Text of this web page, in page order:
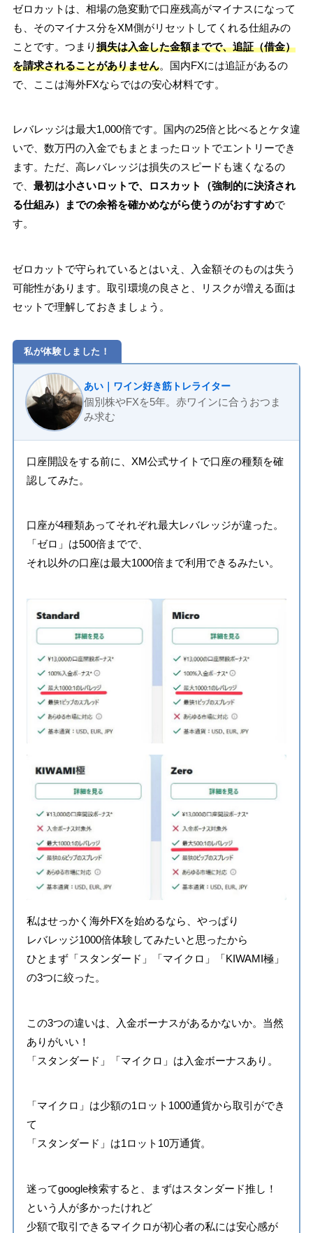
ゼロカットは、相場の急変動で口座残高がマイナスになって
も、そのマイナス分をXM側がリセットしてくれる仕組みの
ことです。つまり損失は入金した金額までで、追証（借金）
を請求されることがありません。国内FXには追証があるの
で、ここは海外FXならではの安心材料です。
レバレッジは最大1,000倍です。国内の25倍と比べるとケタ違
いで、数万円の入金でもまとまったロットでエントリーでき
ます。ただ、高レバレッジは損失のスピードも速くなるの
で、 最初は小さいロットで、ロスカット（強制的に決済され
る仕組み）までの余裕を確かめながら使うのがおすすめで
す。
ゼロカットで守られているとはいえ、入金額そのものは失う
可能性があります。取引環境の良さと、リスクが増える面は
セットで理解しておきましょう。
私が体験しました！
あい｜ワイン好き筋トレライター
個別株やFXを5年。赤ワインに合うおつま
み求む
口座開設をする前に、XM公式サイトで口座の種類を確
認してみた。
口座が4種類あってそれぞれ最大レバレッジが違った。
「ゼロ」は500倍までで、
それ以外の口座は最大1000倍まで利用できるみたい。
私はせっかく海外FXを始めるなら、やっぱり
レバレッジ1000倍体験してみたいと思ったから
ひとまず「スタンダード」「マイクロ」「KIWAMI極」
の3つに絞った。
この3つの違いは、入金ボーナスがあるかないか。当然
ありがいい！
「スタンダード」「マイクロ」は入金ボーナスあり。
「マイクロ」は少額の1ロット1000通貨から取引ができ
て
「スタンダード」は1ロット10万通貨。
迷ってgoogle検索すると、まずはスタンダード推し！
という人が多かったけれど
少額で取引できるマイクロが初心者の私には安心感が